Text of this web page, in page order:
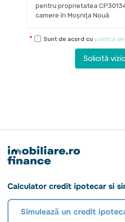
Sunt de acord cu politica
Solicită